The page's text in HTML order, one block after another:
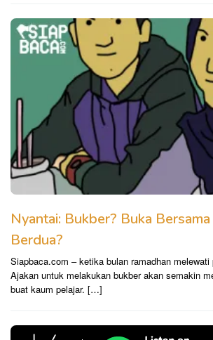
Nyantai: Bukber? Buka
Berdua?
Siapbaca.com – ketika bulan ramadhan melewati
Ajakan untuk melakukan bukber akan semakin
buat kaum pelajar. […]